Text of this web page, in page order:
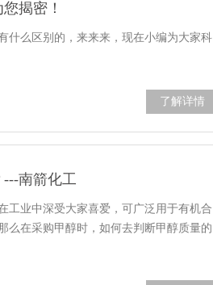
揭密！
什么区别的，来来来，现在小编为大家科
了解详情
南箭化工
工业中深受大家喜爱，可广泛用于有机合
么在采购甲醇时，如何去判断甲醇质量的